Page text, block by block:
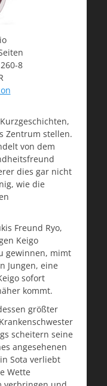
8
Zentrum stellen.
von dem
dies gar nicht
wie die
Freund Ryo,
Keigo
gewinnen, mimt
Jungen, eine
sofort
kommt.
größter
scheitern seine
angesehenen
Sota verliebt
Wette